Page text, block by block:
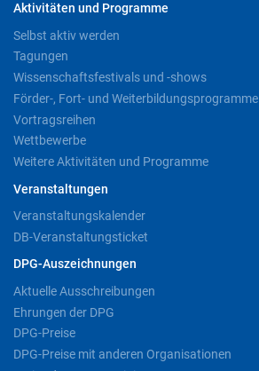
Aktivitäten und Programme
Selbst aktiv werden
Tagungen
Wissenschaftsfestivals und -shows
Förder-, Fort- und Weiterbildungsprogramme
Vortragsreihen
Wettbewerbe
Weitere Aktivitäten und Programme
Veranstaltungen
Veranstaltungskalender
DB-Veranstaltungsticket
DPG-Auszeichnungen
Aktuelle Ausschreibungen
Ehrungen der DPG
DPG-Preise
DPG-Preise mit anderen Organisationen